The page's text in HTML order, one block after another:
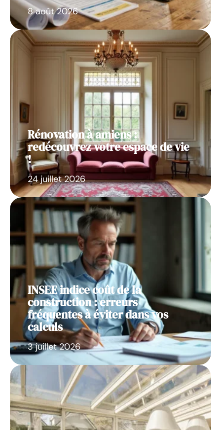
8 août 2026
Rénovation à amiens :
redécouvrez votre espace de vie
!
24 juillet 2026
INSEE indice coût de la
construction : erreurs
fréquentes à éviter dans vos
calculs
3 juillet 2026